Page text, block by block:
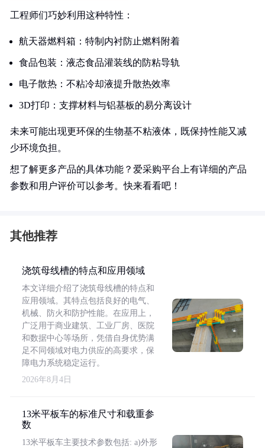
工程师们巧妙利用这种特性：
航天器燃料箱：特制内衬防止燃料附着
食品包装：液态食品灌装线的防粘导轨
电子散热：不粘冷却液提升散热效率
3D打印：支撑材料与铝基板的易分离设计
未来可能出现更环保的生物基不粘液体，既保持性能又减
少环境负担。
想了解更多产品的具体功能？爱采购平台上有详细的产品
参数和用户评价可以参考。快来看看吧！
其他推荐
浇筑母线槽的特点和应用领域
本文详细介绍了浇筑母线槽的特点和
应用领域。其特点包括良好的电气、
机械、防火和防护性能。在应用上，
广泛用于商业建筑、工业厂房、医院
和数据中心等场所，凭借自身优势满
足不同领域对电力供应的高要求，保
障电力系统稳定运行。
2026年8月4日
13米平板车的标准尺寸和载重参
数
13米平板车主要技术参数包括: a)外形